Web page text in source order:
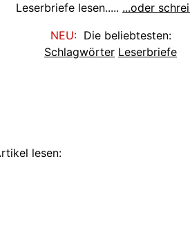
Leserbriefe lesen..... ...oder
NEU:Die beliebtesten:
Schlagwörter Leserbriefe
lesen: